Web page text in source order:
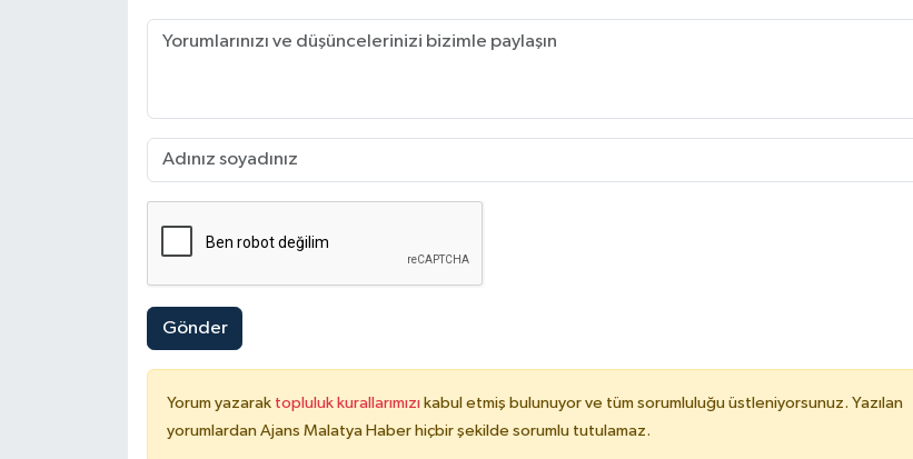
Gönder
Yorum yazarak topluluk kurallarımızı kabul etmiş bulunuyor ve tüm sorumluluğu üstleniyorsunuz. Yazılan
yorumlardan Ajans Malatya Haber hiçbir şekilde sorumlu tutulamaz.